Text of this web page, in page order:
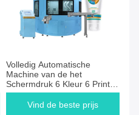
Volledig Automatische
Machine van de het
Schermdruk 6 Kleur 6 Printer
For Bottle van het Post de
Servoscherm
Vind de beste prijs